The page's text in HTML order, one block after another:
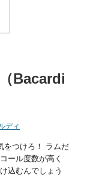
Bacardi
ディ
つけろ！ ラムだ
ール度数が高く
込むんでしょう